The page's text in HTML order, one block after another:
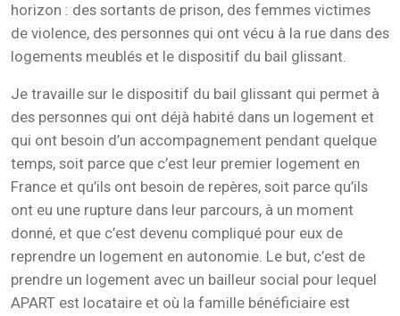
horizon : des sortants de prison, des femmes victimes
de violence, des personnes qui ont vécu à la rue dans des
logements meublés et le dispositif du bail glissant.
Je travaille sur le dispositif du bail glissant qui permet à
des personnes qui ont déjà habité dans un logement et
qui ont besoin d’un accompagnement pendant quelque
temps, soit parce que c’est leur premier logement en
France et qu’ils ont besoin de repères, soit parce qu’ils
ont eu une rupture dans leur parcours, à un moment
donné, et que c’est devenu compliqué pour eux de
reprendre un logement en autonomie. Le but, c’est de
prendre un logement avec un bailleur social pour lequel
APART est locataire et où la famille bénéficiaire est